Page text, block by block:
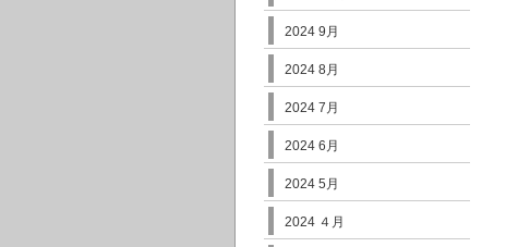
2024 9月
2024 8月
2024 7月
2024 6月
2024 5月
2024 ４月